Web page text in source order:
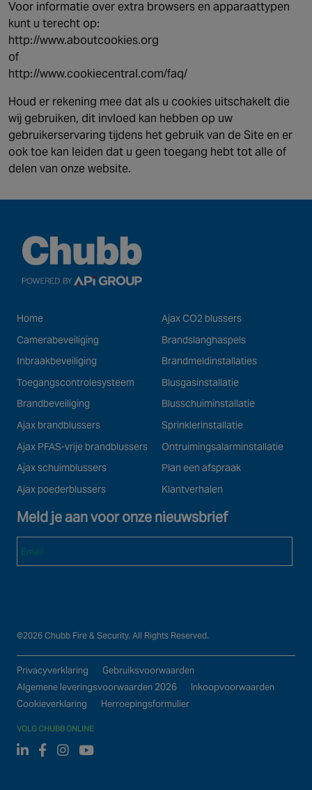
Voor informatie over extra browsers en apparaattypen
kunt u terecht op:
http://www.aboutcookies.org
of
http://www.cookiecentral.com/faq/
Houd er rekening mee dat als u cookies uitschakelt die
wij gebruiken, dit invloed kan hebben op uw
gebruikerservaring tijdens het gebruik van de Site en er
ook toe kan leiden dat u geen toegang hebt tot alle of
delen van onze website.
Home
Camerabeveiliging
Inbraakbeveiliging
Toegangscontrolesysteem
Brandbeveiliging
Ajax brandblussers
Ajax PFAS-vrije brandblussers
Ajax schuimblussers
Ajax poederblussers
Ajax CO2 blussers
Brandslanghaspels
Brandmeldinstallaties
Blusgasinstallatie
Blusschuiminstallatie
Sprinklerinstallatie
Ontruimingsalarminstallatie
Plan een afspraak
Klantverhalen
Meld je aan voor onze nieuwsbrief
Email
©2026 Chubb Fire & Security. All Rights Reserved.
Privacyverklaring
Gebruiksvoorwaarden
Algemene leveringsvoorwaarden 2026
Inkoopvoorwaarden
Cookieverklaring
Herroepingsformulier
VOLG CHUBB ONLINE
Linked In
FacebookInstagram